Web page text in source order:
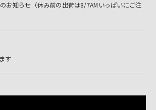
のお知らせ（休み前の出荷は8/7AMいっぱいにご注
す